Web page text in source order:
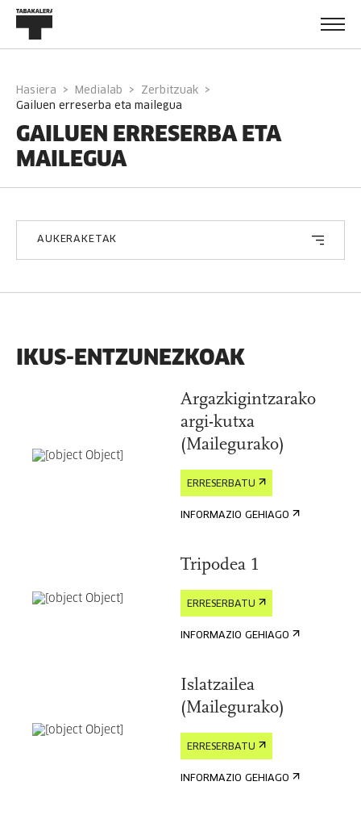
Hasiera Medialab
Zerbitzuak
gailuen erreserba eta mailegua
GAILUEN ERRESERBA ETA
MAILEGUA
AUKERAKETAK
IKUS-ENTZUNEZKOAK
Argazkigintzarako
argi-kutxa
(Mailegurako)
ERRESERBATU
INFORMAZIO GEHIAGO
Tripodea 1
ERRESERBATU
INFORMAZIO GEHIAGO
Islatzailea
(Mailegurako)
ERRESERBATU
INFORMAZIO GEHIAGO